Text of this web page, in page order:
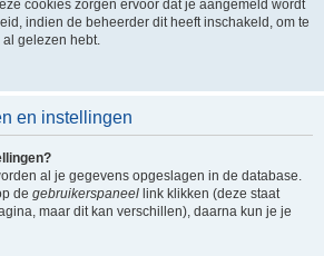
cookies zorgen ervoor dat je aangemeld wordt
indien de beheerder dit heeft inschakeld, om te
gelezen hebt.
en instellingen
al je gegevens opgeslagen in de database.
de gebruikerspaneel link klikken (deze staat
maar dit kan verschillen), daarna kun je je